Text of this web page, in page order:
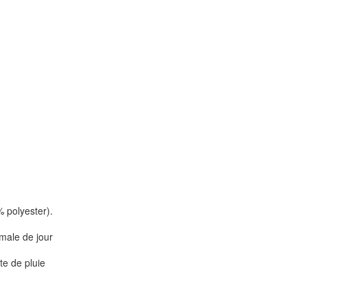
polyester).
de jour
de pluie